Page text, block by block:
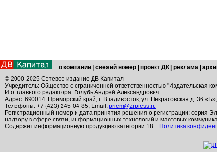
о компании свежий номер проект ДК реклама
© 2000-2025 Сетевое издание ДВ Капитал
Учредитель: Общество с ограниченной ответственностью "Издательская
И.о. главного редактора: Голубь Андрей Александрович
Адрес: 690014, Приморский край, г. Владивосток, ул. Некрасовская д. 36
Телефоны: +7 (423) 245-04-85; Email: priem@zrpress.ru
Регистрационный номер и дата принятия решения о регистрации: серия
надзору в сфере связи, информационных технологий и массовых
Содержит информационную продукцию категории 18+. Политика